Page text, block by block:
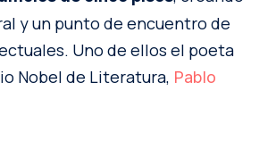
y un punto de encuentro de
Uno de ellos el poeta
Nobel de Literatura, Pablo